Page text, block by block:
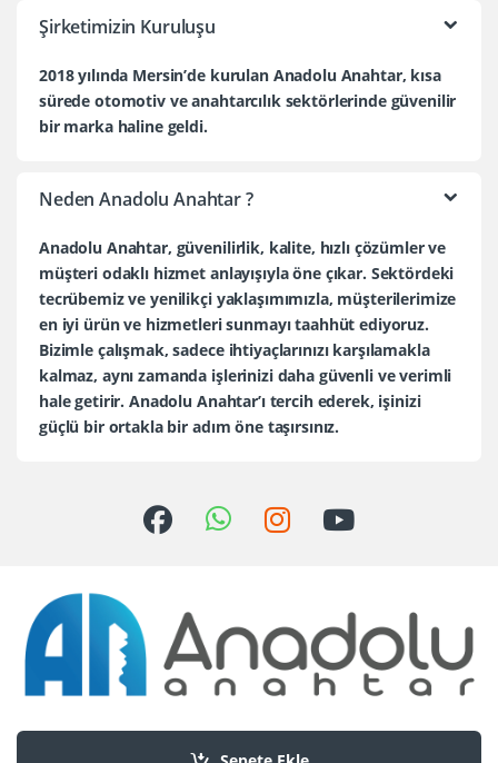
Şirketimizin Kuruluşu
2018 yılında Mersin’de kurulan Anadolu Anahtar, kısa
sürede otomotiv ve anahtarcılık sektörlerinde güvenilir
bir marka haline geldi.
Neden Anadolu Anahtar ?
Anadolu Anahtar, güvenilirlik, kalite, hızlı çözümler ve
müşteri odaklı hizmet anlayışıyla öne çıkar. Sektördeki
tecrübemiz ve yenilikçi yaklaşımımızla, müşterilerimize
en iyi ürün ve hizmetleri sunmayı taahhüt ediyoruz.
Bizimle çalışmak, sadece ihtiyaçlarınızı karşılamakla
kalmaz, aynı zamanda işlerinizi daha güvenli ve verimli
hale getirir. Anadolu Anahtar’ı tercih ederek, işinizi
güçlü bir ortakla bir adım öne taşırsınız.
Sorularınız mı var?